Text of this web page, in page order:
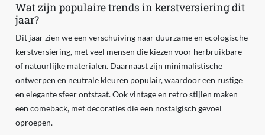
Wat zijn populaire trends in kerstversiering dit
jaar?
Dit jaar zien we een verschuiving naar duurzame en ecologische
kerstversiering, met veel mensen die kiezen voor herbruikbare
of natuurlijke materialen. Daarnaast zijn minimalistische
ontwerpen en neutrale kleuren populair, waardoor een rustige
en elegante sfeer ontstaat. Ook vintage en retro stijlen maken
een comeback, met decoraties die een nostalgisch gevoel
oproepen.